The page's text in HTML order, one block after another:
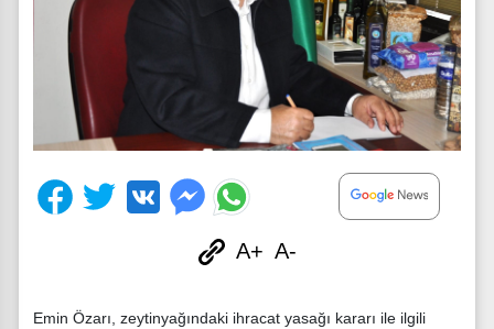
A+ A-
Emin Özarı, zeytinyağındaki ihracat yasağı kararı ile ilgili